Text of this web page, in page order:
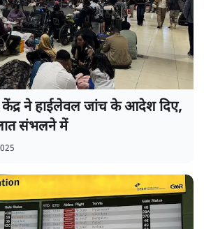
केंद्र ने हाईलेवल जांच के आदेश दिए,
संभलने में